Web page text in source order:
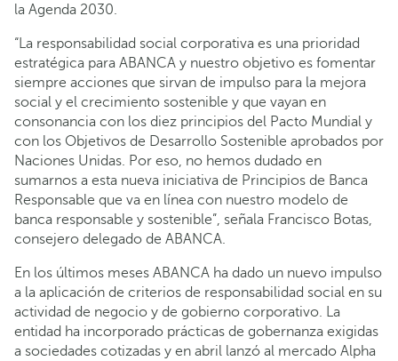
la Agenda 2030.
“La responsabilidad social corporativa es una prioridad
estratégica para ABANCA y nuestro objetivo es fomentar
siempre acciones que sirvan de impulso para la mejora
social y el crecimiento sostenible y que vayan en
consonancia con los diez principios del Pacto Mundial y
con los Objetivos de Desarrollo Sostenible aprobados por
Naciones Unidas. Por eso, no hemos dudado en
sumarnos a esta nueva iniciativa de Principios de Banca
Responsable que va en línea con nuestro modelo de
banca responsable y sostenible”, señala Francisco Botas,
consejero delegado de ABANCA.
En los últimos meses ABANCA ha dado un nuevo impulso
a la aplicación de criterios de responsabilidad social en su
actividad de negocio y de gobierno corporativo. La
entidad ha incorporado prácticas de gobernanza exigidas
a sociedades cotizadas y en abril lanzó al mercado Alpha